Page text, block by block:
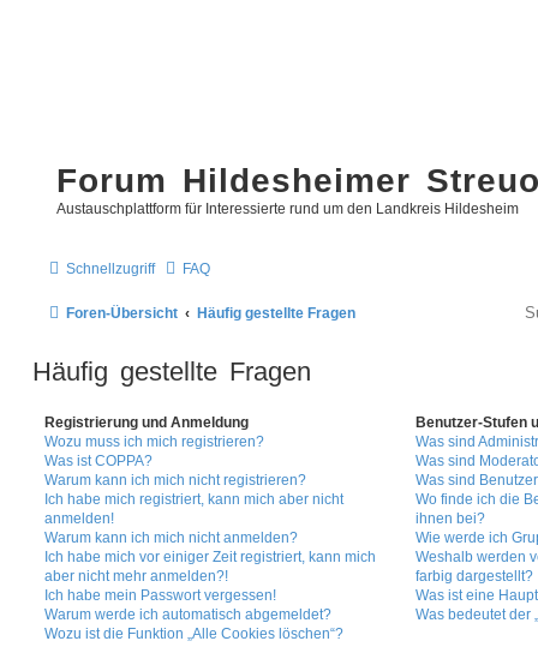
Forum Hildesheimer
Austauschplattform für Interessierte rund um den Landkreis Hildesheim
Schnellzugriff FAQ
Foren-Übersicht Häufig gestellte Fragen
Häufig gestellte Fragen
Registrierung und Anmeldung
Wozu muss ich mich registrieren?
Was ist COPPA?
Warum kann ich mich nicht registrieren?
Ich habe mich registriert, kann mich aber nicht
anmelden!
Warum kann ich mich nicht anmelden?
Ich habe mich vor einiger Zeit registriert, kann mich
aber nicht mehr anmelden?!
Ich habe mein Passwort vergessen!
Warum werde ich automatisch abgemeldet?
Wozu ist die Funktion „Alle Cookies löschen“?
Benutzer-Stufen
Was sind
Was sind
Was sind
Wo finde ich die
ihnen bei?
Wie werde ich
Weshalb werden
farbig dargestellt?
Was ist eine
Was bedeutet der